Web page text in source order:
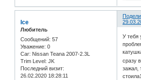
Ice
Любитель
Сообщений: 57
Уважение: 0
Car: Nissan Teana 2007-2.3L
Trim Level: JK
Последний визит:
26.02.2020 18:28:11
У тебя
сразу
зажал,